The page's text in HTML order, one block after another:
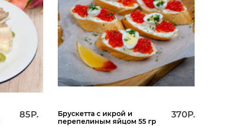
85Р.
Брускетта с икрой и
перепелиным яйцом 55 гр
370Р.